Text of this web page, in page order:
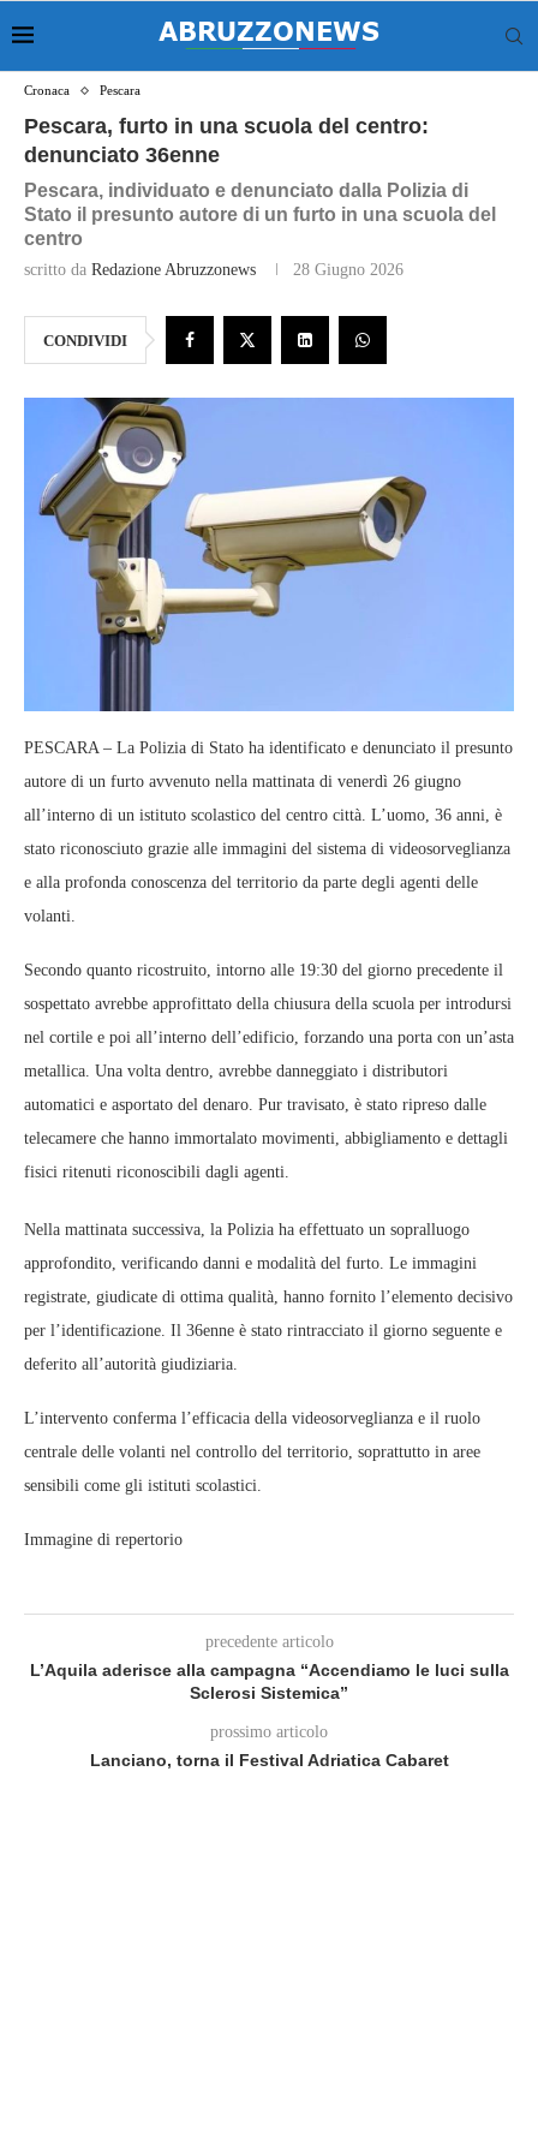
Cronaca Pescara
Pescara, furto in una scuola del centro:
denunciato 36enne
Pescara, individuato e denunciato dalla Polizia di
Stato il presunto autore di un furto in una scuola del
centro
scritto da Redazione Abruzzonews 28 Giugno 2026
CONDIVIDI
PESCARA – La Polizia di Stato ha identificato e denunciato il presunto
autore di un furto avvenuto nella mattinata di venerdì 26 giugno
all’interno di un istituto scolastico del centro città. L’uomo, 36 anni, è
stato riconosciuto grazie alle immagini del sistema di videosorveglianza
e alla profonda conoscenza del territorio da parte degli agenti delle
volanti.
Secondo quanto ricostruito, intorno alle 19:30 del giorno precedente il
sospettato avrebbe approfittato della chiusura della scuola per introdursi
nel cortile e poi all’interno dell’edificio, forzando una porta con un’asta
metallica. Una volta dentro, avrebbe danneggiato i distributori
automatici e asportato del denaro. Pur travisato, è stato ripreso dalle
telecamere che hanno immortalato movimenti, abbigliamento e dettagli
fisici ritenuti riconoscibili dagli agenti.
Nella mattinata successiva, la Polizia ha effettuato un sopralluogo
approfondito, verificando danni e modalità del furto. Le immagini
registrate, giudicate di ottima qualità, hanno fornito l’elemento decisivo
per l’identificazione. Il 36enne è stato rintracciato il giorno seguente e
deferito all’autorità giudiziaria.
L’intervento conferma l’efficacia della videosorveglianza e il ruolo
centrale delle volanti nel controllo del territorio, soprattutto in aree
sensibili come gli istituti scolastici.
Immagine di repertorio
precedente articolo
L’Aquila aderisce alla campagna “Accendiamo le luci sulla
Sclerosi Sistemica”
prossimo articolo
Lanciano, torna il Festival Adriatica Cabaret